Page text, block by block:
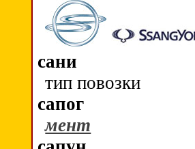
сани
тип повозки
сапог
мент